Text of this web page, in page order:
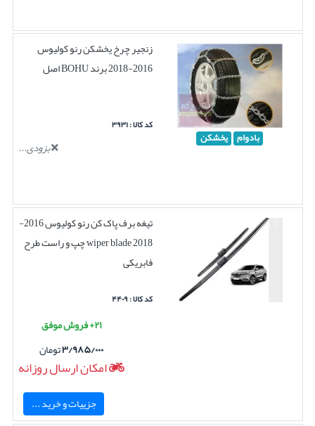
بادوام یخشکن
زنجیر چرخ یخشکن رنو کولیوس
2016-2018 برند BOHU اصل
کد کالا : ۳۹۳۱
بزودی...
تیغه برف پاک کن رنو کولیوس 2016-
2018 wiper blade چپ و راست طرح
فابریکی
کد کالا : ۴۴۰۹
۲۱+ فروش موفق
۳/۹۸۵/۰۰۰تومان
امکان ارسال روزانه
جزییات و خرید ...